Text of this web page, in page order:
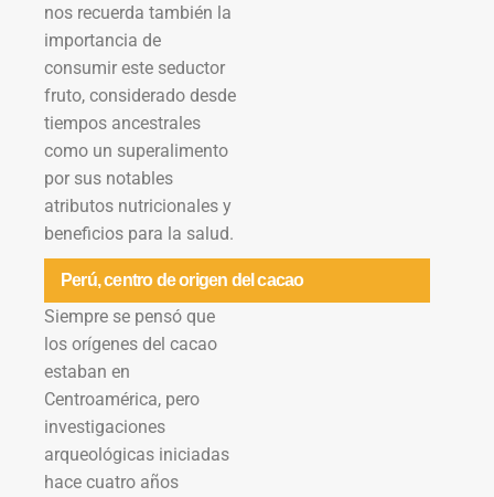
nos recuerda también la
importancia de
consumir este seductor
fruto, considerado desde
tiempos ancestrales
como un superalimento
por sus notables
atributos nutricionales y
beneficios para la salud.
Perú, centro de origen del cacao
Siempre se pensó que
los orígenes del cacao
estaban en
Centroamérica, pero
investigaciones
arqueológicas iniciadas
hace cuatro años